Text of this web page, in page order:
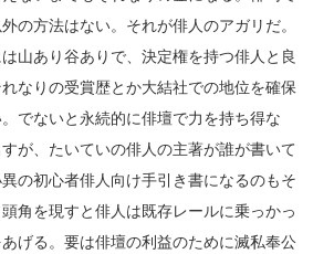
の方法はない。それが俳人のアガリだ。
山あり谷ありで、決定権を持つ俳人と良
なりの受賞歴とか大結社での地位を確保
でないと永続的に俳壇で力を持ち得な
が、たいていの俳人の主著が誰が書いて
の初心者俳人向け手引き書になるのもそ
角を現すと俳人は既存レールに乗っかっ
げる。要は俳壇の利益のために滅私奉公